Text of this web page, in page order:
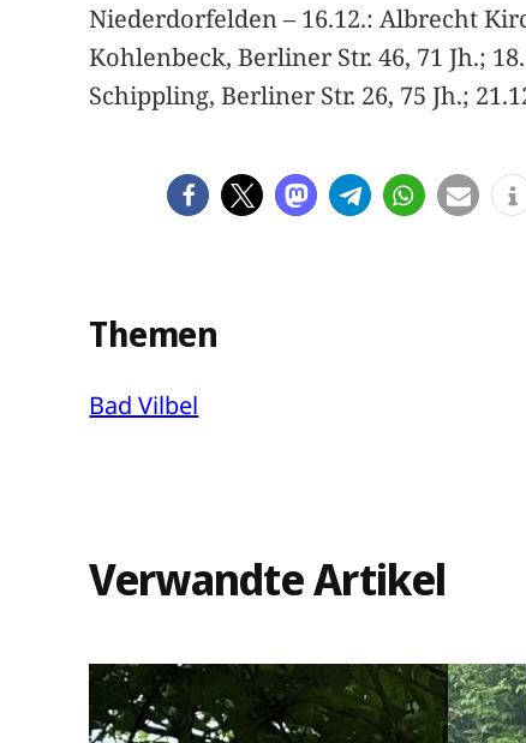
Niederdorfelden – 16.12.: Albrecht
Kohlenbeck, Berliner Str. 46, 71 Jh.;
Schippling, Berliner Str. 26, 75 Jh.;
Themen
Bad Vilbel
Verwandte Artikel